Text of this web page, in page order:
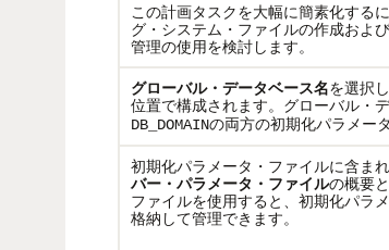
この計画タスクを大幅に簡素化する
グ・システム・ファイルの作成およ
管理の使用を検討します。
グローバル・データベース名を選択
位置で構成されます。グローバル・
DB_DOMAINの両方の初期化パラメー
初期化パラメータ・ファイルに含ま
バー・パラメータ・ファイルの概要
ファイルを使用すると、初期化パラ
格納して管理できます。